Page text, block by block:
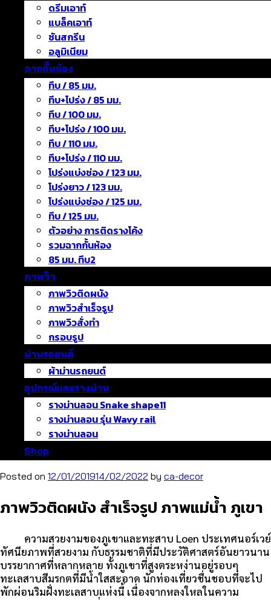
ดรีมเอาท์
แบล็คเอาท์
ซันสกรีน
อลูมิเนียม
ฉากกั้นห้อง
ทึบ / 85 มม.
ทึบ+โปร่ง / 85 มม.
ทึบ / 100 มม.
ทึบ+โปร่ง / 100 มม.
ทึบ / 110 มม.
ทึบ+โปร่ง / 110 มม.
โปร่งแบ่งช่อง / 123 มม.
โปร่งยาว / 123 มม.
โปร่งแบ่งช่อง / 125 มม.
ทึบ / 125 มม.
ตัวอย่าง การติดรางโค้ง
รวมฉากกั้นห้อง
85 มม. ทึบ2
ภาพวิว
ภาพวิวติดผนัง
ภาพวิวสำเร็จรูป
ภาพวิวสั่งทำ
กรอบรูป
ม่านรถยนต์
ผ้าม่านรถยนต์
อุปกรณ์และรางม่าน
รางม่านลอน Snake shape11
รางม่านลอน รุ่น Wavy rail
รางม่านลอน
Shop
Posted on 12/01/201914/02/2022 by ca-decor
ภาพวิวติดผนัง สำเร็จรูป ภาพแม่น้ำ ภูเขา
ความสวยงามของภูเขาและทะสาบ Loen ประเทศนอร์เวย์
ทัศนียภาพที่สวยงาม กับธรรมชาติที่มีประวัติศาสตร์อันยาวนาน
บรรยากาศที่หลากหลาย ทั้งภูเขาที่สูงตระหง่านอยู่รอบๆ
ทะเลสาบสีมรกตที่มีน้ำใสสะอาด นักท่องเที่ยวชื่นชอบที่จะไป
พักผ่อนริมฝั่งทะเลสาบแห่งนี้ เนื่องจากหลงใหลในความ